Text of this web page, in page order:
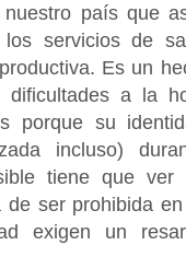
país que
los servicios de
Es un
dificultades a la
porque su
incluso)
tiene que ver
ser prohibida
exigen un